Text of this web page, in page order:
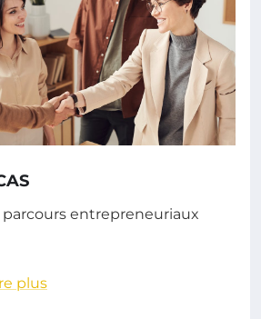
entrepreneuriaux
plus